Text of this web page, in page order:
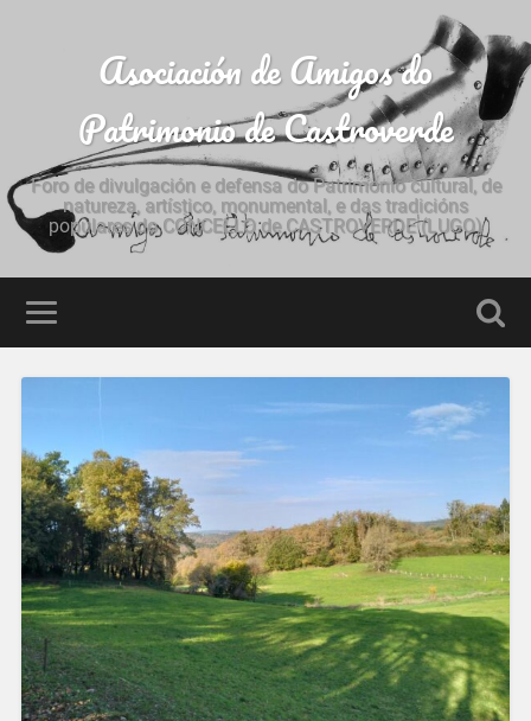
Asociación de Amigos do
Patrimonio de Castroverde
Foro de divulgación e defensa do Patrimonio cultural, de
natureza, artístico, monumental, e das tradicións
populares do CONCELLO de CASTROVERDE (LUGO)